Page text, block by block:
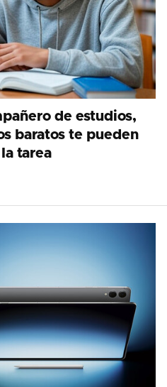
de estudios,
baratos te pueden
tarea